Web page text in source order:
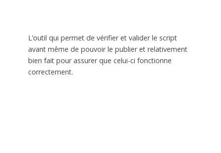
L’outil qui permet de vérifier et valider le script
avant même de pouvoir le publier et relativement
bien fait pour assurer que celui-ci fonctionne
correctement.